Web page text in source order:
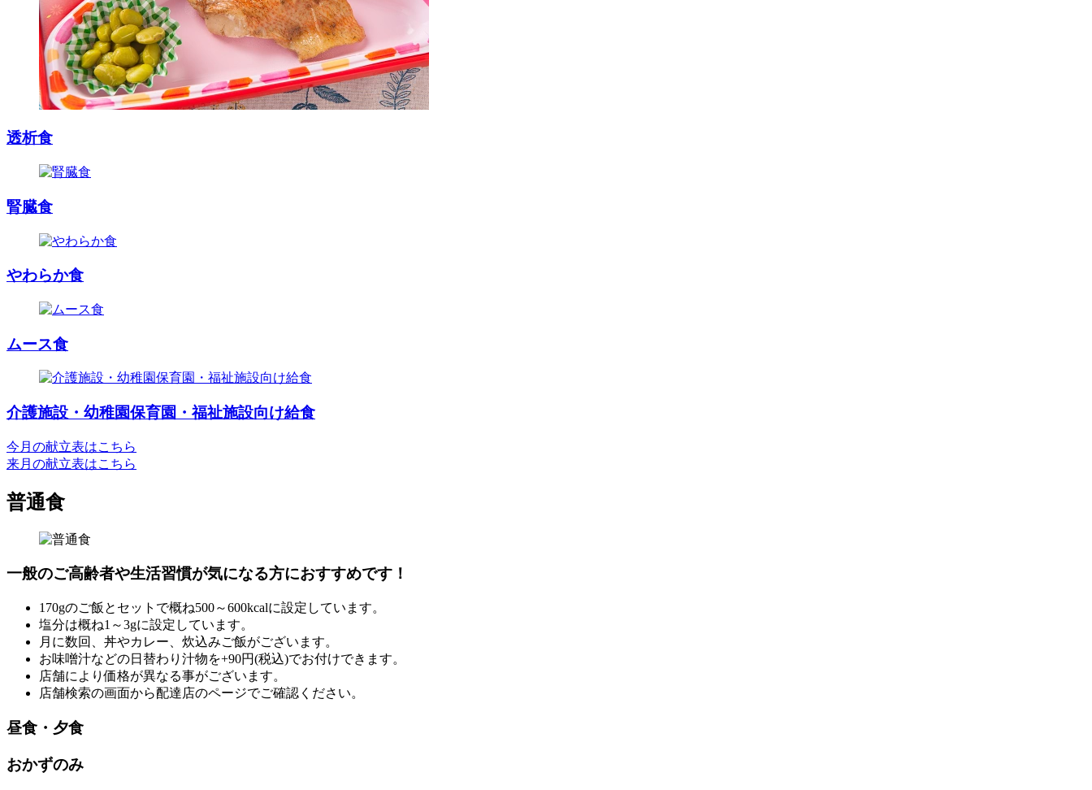
透析食
腎臓食
やわらか食
ムース食
介護施設・幼稚園保育園・福祉施設向け給食
今月の献立表はこちら
来月の献立表はこちら
普通食
一般のご高齢者や生活習慣が気になる方におすすめです！
170gのご飯とセットで概ね500～600kcalに設定しています。
塩分は概ね1～3gに設定しています。
月に数回、丼やカレー、炊込みご飯がございます。
お味噌汁などの日替わり汁物を+90円(税込)でお付けできます。
店舗により価格が異なる事がございます。
店舗検索の画面から配達店のページでご確認ください。
昼食・夕食
おかずのみ